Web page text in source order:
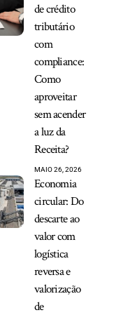
de crédito
tributário
com
compliance:
Como
aproveitar
sem acender
a luz da
Receita?
MAIO 26, 2026
Economia
circular: Do
descarte ao
valor com
logística
reversa e
valorização
de